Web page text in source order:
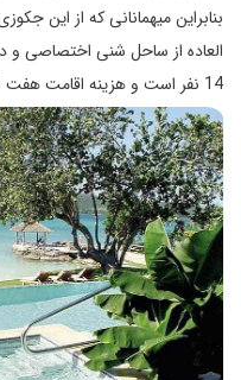
بنابراین میهمانانی که از این
العاده از ساحل شنی اختصاصی و
14 نفر است و هزینه اقامت هفت شب در آن 13645 پوند خواهد بود.